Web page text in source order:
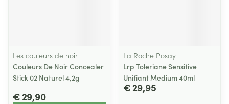
Les couleurs de noir
Couleurs De Noir Concealer
Stick 02 Naturel 4,2g
€ 29,90
La Roche Posay
Lrp Toleriane Sensitive
Unifiant Medium 40ml
€ 29,95